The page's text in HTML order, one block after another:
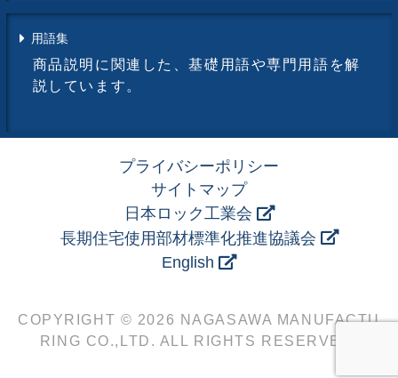
用語集
商品説明に関連した、基礎用語や専門用語を解
説しています。
プライバシーポリシー
サイトマップ
日本ロック工業会
長期住宅使用部材標準化推進協議会
English
COPYRIGHT © 2026 NAGASAWA MANUFACTU
RING CO.,LTD. ALL RIGHTS RESERVED.